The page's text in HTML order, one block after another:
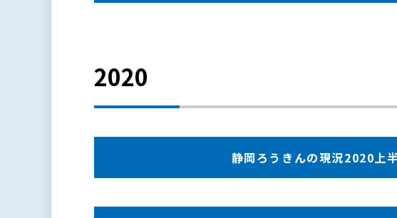
2020
静岡ろうきんの現況2020上